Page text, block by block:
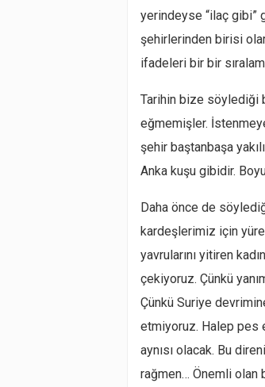
yerindeyse “ilaç gibi”
şehirlerinden birisi
ifadeleri bir bir
Tarihin bize söylediği
eğmemişler.
şehir baştanbaşa
Anka kuşu gibidir.
Daha önce de
kardeşlerimiz için
yavrularını yitiren
çekiyoruz. Çünkü
Çünkü Suriye
etmiyoruz. Halep pes
aynısı olacak. Bu
rağmen… Önemli olan